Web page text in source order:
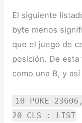
El siguiente
byte menos
que el juego de
posición. De esta
como una B, y
10 POKE
20 CLS : LIST